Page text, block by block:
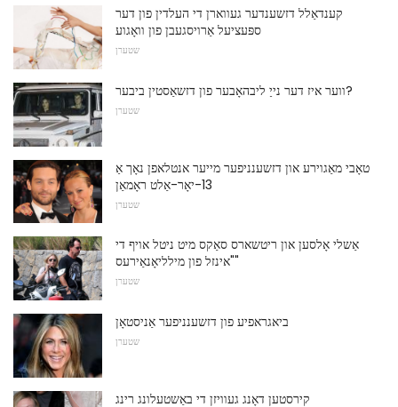
קענדאַלל דזשענדער געווארן די העלדין פון דער
ספּעציעל אַרויסגעבן פון וואָגוע
שטערן
ווער איז דער נייַ ליבהאָבער פון דזשאַסטין ביבער?
שטערן
טאָבי מאַגוירע און דזשענניפער מייער אנטלאפן נאָך אַ
13-יאָר-אַלט ראָמאַן
שטערן
אַשלי אָלסען און ריטשארס סאַקס מיט ניטל אויף די
"אינזל פון מילליאָנאַירעס"
שטערן
ביאגראפיע פון ​​דזשענניפער אַניסטאָן
שטערן
קירסטען דאָנג געוויזן די באַשטעלונג רינג